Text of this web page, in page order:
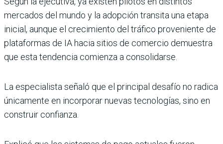
mercados del mundo y la adopción transita una etapa
inicial, aunque el crecimiento del tráfico proveniente de
plataformas de IA hacia sitios de comercio demuestra
que esta tendencia comienza a consolidarse.
La especialista señaló que el principal desafío no radica
únicamente en incorporar nuevas tecnologías, sino en
construir confianza.